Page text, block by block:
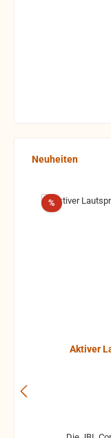
Produktgalerie
Neuheiten
%Rabatt
Aktiver